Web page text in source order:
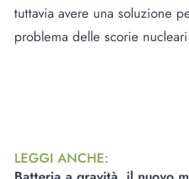
tuttavia avere una soluzione
problema delle scorie
LEGGI ANCHE: